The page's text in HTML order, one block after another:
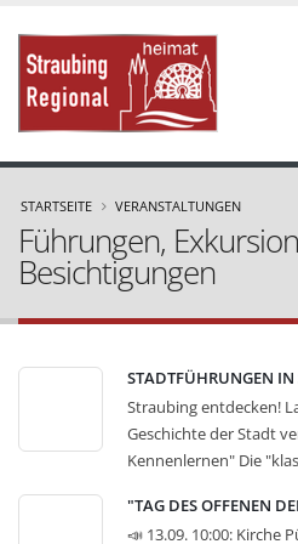
STARTSEITE VERANSTALTUNGEN
Führungen,
Besichtigungen
STADTFÜHRUNGEN
Straubing entdecken!
Geschichte der Stadt
Kennenlernen" Die
seinen Fassaden und
"TAG DES OFFENEN
📣 13.09. 10:00: Kirche